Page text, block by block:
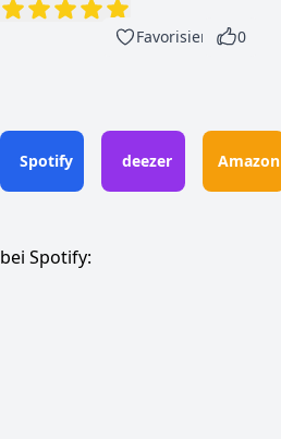
Favorisieren 0
Spotify deezer Amazon
bei Spotify: